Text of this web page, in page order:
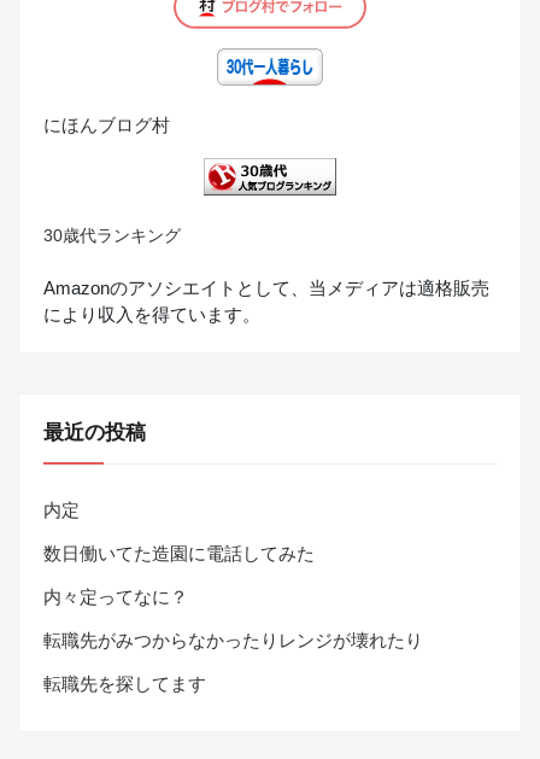
にほんブログ村
30歳代ランキング
Amazonのアソシエイトとして、当メディアは適格販売
により収入を得ています。
最近の投稿
内定
数日働いてた造園に電話してみた
内々定ってなに？
転職先がみつからなかったりレンジが壊れたり
転職先を探してます